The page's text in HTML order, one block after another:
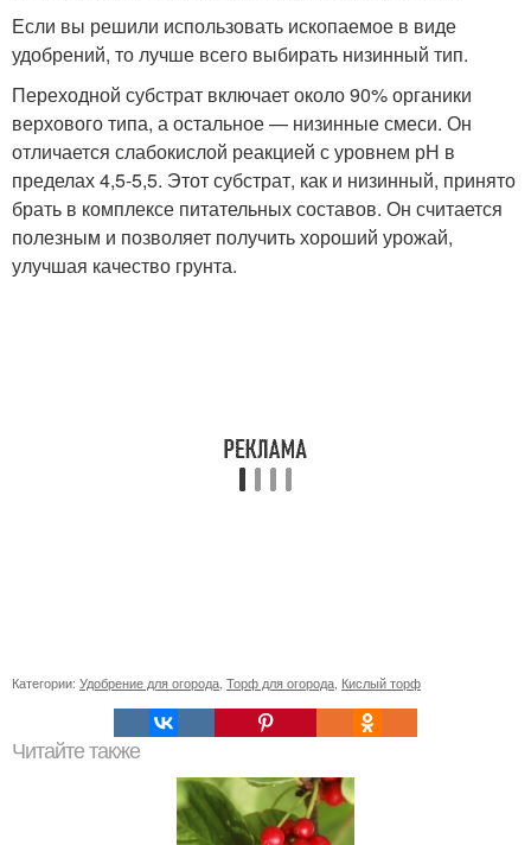
Если вы решили использовать ископаемое в виде
удобрений, то лучше всего выбирать низинный тип.
Переходной субстрат включает около 90% органики
верхового типа, а остальное — низинные смеси. Он
отличается слабокислой реакцией с уровнем рН в
пределах 4,5-5,5. Этот субстрат, как и низинный, принято
брать в комплексе питательных составов. Он считается
полезным и позволяет получить хороший урожай,
улучшая качество грунта.
Категории: Удобрение для огорода Торф для огорода Кислый торф
Читайте также